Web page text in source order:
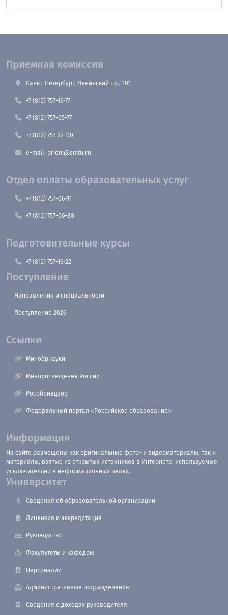
Приемная комиссия
Санкт-Петербург, Ленинский пр., 101
+7 (812) 757-16-77
+7 (812) 757-05-77
+7 (812) 757-22-00
e-mail: priem@smtu.ru
Отдел оплаты образовательных услуг
+7 (812) 757-06-11
+7 (812) 757-06-88
Подготовительные курсы
+7 (812) 757-16-22
Поступление
Направления и специальности
Поступление 2026
Ссылки
Минобрнауки
Минпросвещения России
Рособрнадзор
Федеральный портал «Российское образование»
Информация
На сайте размещены как оригинальные фото- и видеоматериалы, так и
материалы, взятые из открытых источников в Интернете, используемые
исключительно в информационных целях.
Университет
Сведения об образовательной организации
Лицензия и аккредитация
Руководство
Факультеты и кафедры
Персоналии
Административные подразделения
Сведения о доходах руководителя